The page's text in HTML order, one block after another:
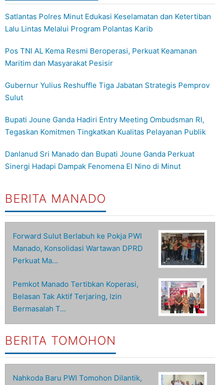
Satlantas Polres Minut Edukasi Keselamatan dan Ketertiban
Lalu Lintas Melalui Program Polantas Karib
Pos TNI AL Kema Resmi Beroperasi, Perkuat Keamanan
Maritim dan Masyarakat Pesisir
Gubernur Yulius Reshuffle Tiga Jabatan Strategis Pemprov
Sulut
Bupati Joune Ganda Hadiri Entry Meeting Ombudsman RI,
Tegaskan Komitmen Tingkatkan Kualitas Pelayanan Publik
Danlanud Sri Manado dan Bupati Joune Ganda Perkuat
Sinergi Hadapi Dampak Fenomena El Nino di Minut
BERITA MANADO
Forward Sulut Berlabuh ke Pokja PWI
Manado, Konsolidasi Wartawan DPRD
Perkuat Ma…
Pemkot Manado Tertibkan Koperasi,
Belasan Tak Aktif Terjaring, Izin
Bermasalah T…
BERITA TOMOHON
Nahkoda Baru PWI Tomohon Dilantik,